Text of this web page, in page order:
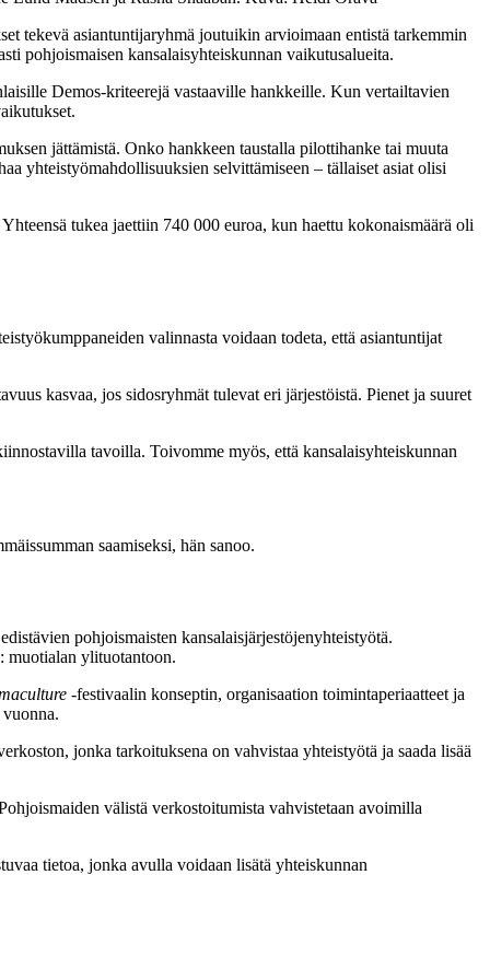
tekevä asiantuntijaryhmä joutuikin arvioimaan entistä tarkemmin
pohjoismaisen kansalaisyhteiskunnan vaikutusalueita.
Demos-kriteerejä vastaaville hankkeille. Kun vertailtavien
jättämistä. Onko hankkeen taustalla pilottihanke tai muuta
yhteistyömahdollisuuksien selvittämiseen – tällaiset asiat olisi
tukea jaettiin 740 000 euroa, kun haettu kokonaismäärä oli
valinnasta voidaan todeta, että asiantuntijat
kasvaa, jos sidosryhmät tulevat eri järjestöistä. Pienet ja suuret
tavoilla. Toivomme myös, että kansalaisyhteiskunnan
saamiseksi, hän sanoo.
pohjoismaisten kansalaisjärjestöjenyhteistyötä.
muotialan ylituotantoon.
-festivaalin konseptin, organisaation toimintaperiaatteet ja
jonka tarkoituksena on vahvistaa yhteistyötä ja saada lisää
välistä verkostoitumista vahvistetaan avoimilla
tietoa, jonka avulla voidaan lisätä yhteiskunnan